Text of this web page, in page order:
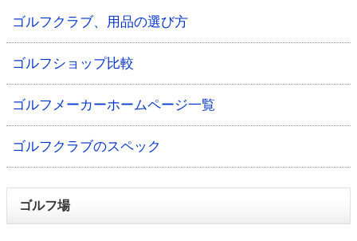
ゴルフクラブ、用品の選び方
ゴルフショップ比較
ゴルフメーカーホームページ一覧
ゴルフクラブのスペック
ゴルフ場